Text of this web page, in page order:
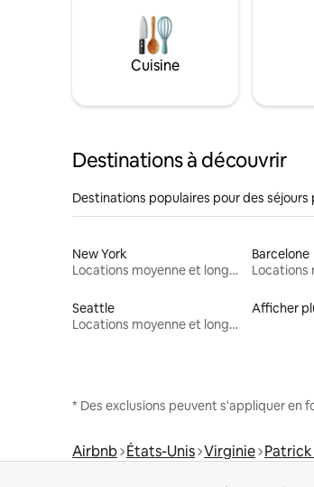
Cuisine
Destinations à découvrir
Destinations populaires pour des séjours
New York
Locations moyenne et longue durée
Barcelone
Seattle
Locations moyenne et longue durée
Afficher
* Des exclusions peuvent s'appliquer en
Airbnb États-Unis Virginie